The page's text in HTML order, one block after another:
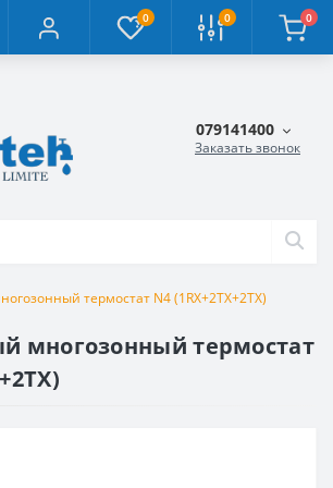
0 0 0
079141400
Заказать звонок
термостат N4 (1RX+2TX+2TX)
многозонный термостат